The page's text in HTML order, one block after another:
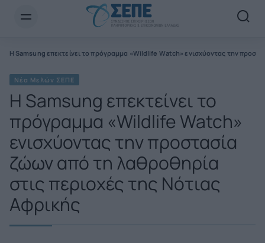
Η Samsung επεκτείνει το πρόγραμμα «Wildlife Watch» ενισχύοντας την
Νέα Μελών ΣΕΠΕ
Η Samsung επεκτείνει το
πρόγραμμα «Wildlife Watch»
ενισχύοντας την προστασία
ζώων από τη λαθροθηρία
στις περιοχές της Νότιας
Αφρικής
Newsletter Email*